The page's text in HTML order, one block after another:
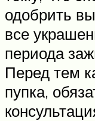
одобрить
все
периода
Перед тем
пупка,